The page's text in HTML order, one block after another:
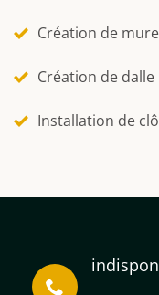
Création de
Création de dalle
Installation de